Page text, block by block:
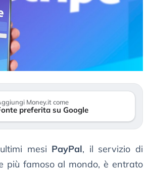
Money.it come
preferita su Google
mesi PayPal, il servizio di
più famoso al mondo, è entrato